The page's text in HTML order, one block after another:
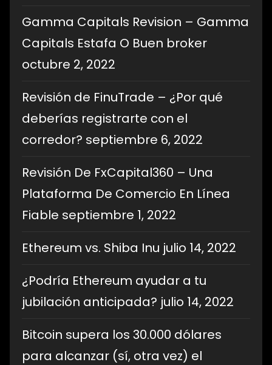
Gamma Capitals Revision – Gamma
Capitals Estafa O Buen broker
octubre 2, 2022
Revisión de FinuTrade – ¿Por qué
deberías registrarte con el
corredor? septiembre 6, 2022
Revisión De FxCapital360 – Una
Plataforma De Comercio En Línea
Fiable septiembre 1, 2022
Ethereum vs. Shiba Inu julio 14, 2022
¿Podría Ethereum ayudar a tu
jubilación anticipada? julio 14, 2022
Bitcoin supera los 30.000 dólares
para alcanzar (sí, otra vez) el